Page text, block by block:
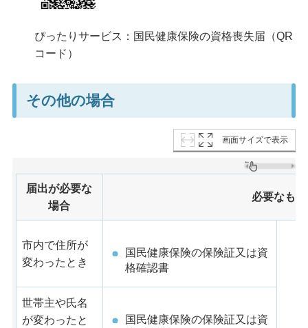
ぴったりサービス：国民健康保険の資格喪失届（QR
コード）
その他の場合
画面サイズで表示
届出が必要な
場合
必要なもの
市内で住所が
変わったとき
国民健康保険の保険証又は資
格確認書
世帯主や氏名
が変わったと
国民健康保険の保険証又は資